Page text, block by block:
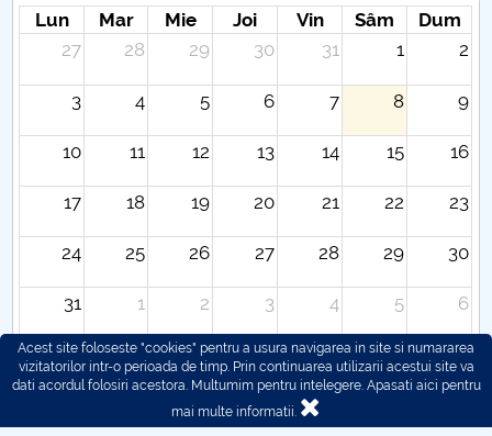
Lun Mar Mie Joi Vin Sâm
Dum
27
28 29 30 31 1 2
3 4 5 6 7 8 9
10 11 12 13 14 15 16
17 18 19 20 21 22 23
24 25 26 27 28 29 30
31 1 2 3 4 5 6
Acest site foloseste "cookies" pentru a usura navigarea in site si numararea
vizitatorilor intr-o perioada de timp. Prin continuarea utilizarii acestui site va
dati acordul folosiri acestora. Multumim pentru intelegere. Apasati aici pentru
mai multe informatii.